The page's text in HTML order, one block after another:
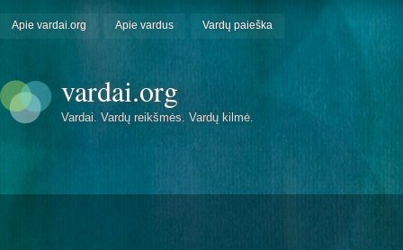
Apie vardai.org Apie vardus Vardų paieška
vardai.org
Vardai. Vardų reikšmės. Vardų kilmė.